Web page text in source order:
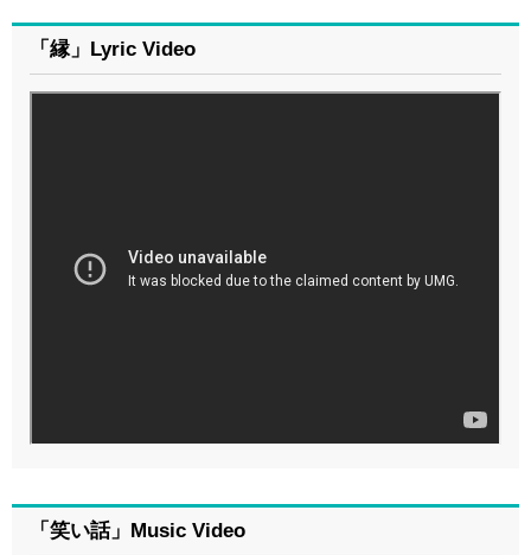
「縁」Lyric Video
「笑い話」Music Video